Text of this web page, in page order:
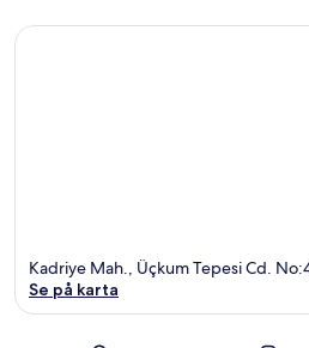
Kadriye Mah., Üçkum Tepesi Cd.
Se på karta